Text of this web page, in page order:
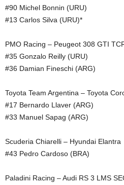
#90 Michel Bonnin (URU)
#13 Carlos Silva (URU)*
PMO Racing – Peugeot 308 GTI
#35 Gonzalo Reilly (URU)
#36 Damian Fineschi (ARG)
Toyota Team Argentina – Toyota
#17 Bernardo Llaver (ARG)
#33 Manuel Sapag (ARG)
Scuderia Chiarelli – Hyundai Elantra
#43 Pedro Cardoso (BRA)
Paladini Racing – Audi RS 3 LMS